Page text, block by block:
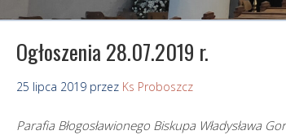
Ogłoszenia 28.07.2019 r.
25 lipca 2019 przez Ks Proboszcz
Parafia Błogosławionego Biskupa Władysława